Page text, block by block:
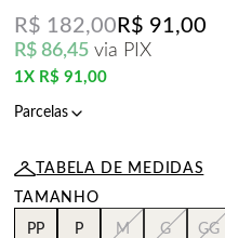
R$ 86,45 via PIX
R$ 182,00 R$ 91,00
1X R$ 91,00
TABELA DE MEDIDAS
PP P M G GG